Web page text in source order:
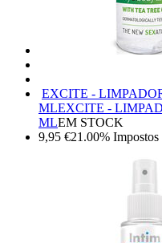
EXCITE -
MLEXCITE -
MLEM STOCK
9,95 €21.00%